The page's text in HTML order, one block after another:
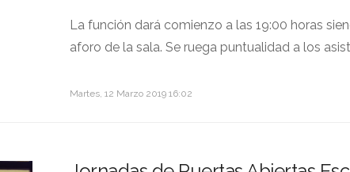
La función dará comienzo a las 19:00 horas
aforo de la sala. Se ruega puntualidad a los
Martes, 12 Marzo 2019 16:02